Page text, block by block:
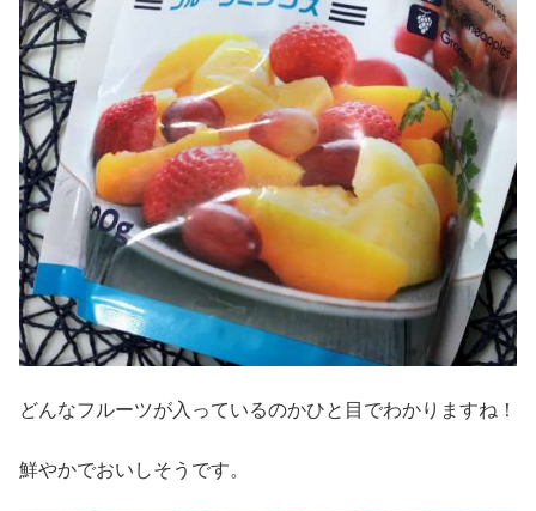
どんなフルーツが入っているのかひと目でわかりますね！
鮮やかでおいしそうです。